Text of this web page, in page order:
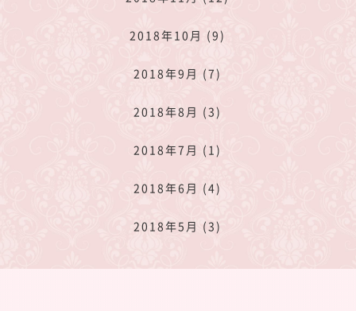
2018年10月 (9)
2018年9月 (7)
2018年8月 (3)
2018年7月 (1)
2018年6月 (4)
2018年5月 (3)